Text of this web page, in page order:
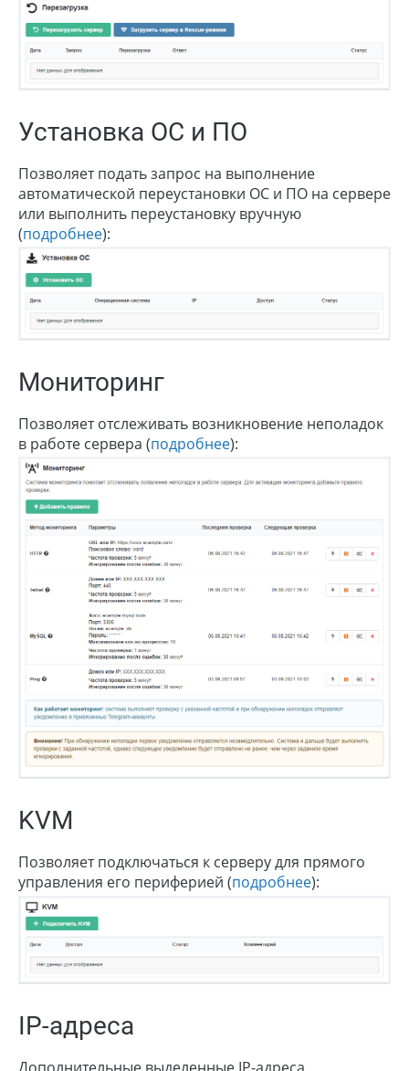
Установка ОС и ПО
Позволяет подать запрос на выполнение
автоматической переустановки ОС и ПО на сервере
или выполнить переустановку вручную
(подробнее):
Мониторинг
Позволяет отслеживать возникновение неполадок
в работе сервера (подробнее):
KVM
Позволяет подключаться к серверу для прямого
управления его периферией (подробнее):
IP-адреса